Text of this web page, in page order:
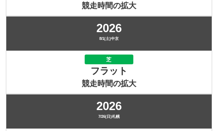
競走時間の拡大
2026
8/1(土)中京
芝
フラット
競走時間の拡大
2026
7/26(日)札幌